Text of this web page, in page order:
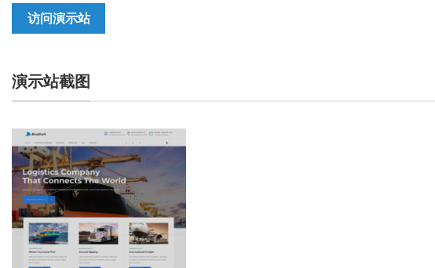
访问演示站
演示站截图